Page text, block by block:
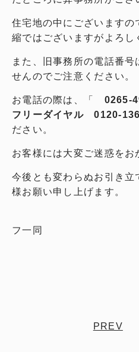
住宅地の中にございますの
縮ではございますがよろし
また、旧事務所の電話番号
せんのでご注意ください。
お電話の際は、「 0265-
フリーダイヤル 0120-
ださい。
お客様には大変ご迷惑をお
今後とも変わらぬお引き
様お願い申し上げます。
飯田店
フ一同
PREV